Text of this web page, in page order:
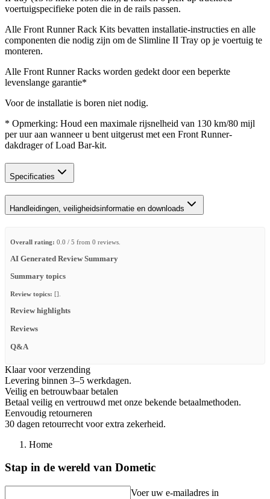
voertuigspecifieke poten die in de rails passen.
Alle Front Runner Rack Kits bevatten installatie-instructies en alle
componenten die nodig zijn om de Slimline II Tray op je voertuig te
monteren.
Alle Front Runner Racks worden gedekt door een beperkte
levenslange garantie*
Voor de installatie is boren niet nodig.
* Opmerking: Houd een maximale rijsnelheid van 130 km/80 mijl
per uur aan wanneer u bent uitgerust met een Front Runner-
dakdrager of Load Bar-kit.
Specificaties
Handleidingen, veiligheidsinformatie en downloads
Overall rating: 0.0 / 5 from 0 reviews.
AI Generated Review Summary
Summary topics
Review topics: [].
Review highlights
Reviews
Q&A
Klaar voor verzending
Levering binnen 3–5 werkdagen.
Veilig en betrouwbaar betalen
Betaal veilig en vertrouwd met onze bekende betaalmethoden.
Eenvoudig retourneren
30 dagen retourrecht voor extra zekerheid.
Home
Stap in de wereld van Dometic
Voer uw e-mailadres in